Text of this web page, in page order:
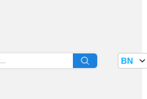
বাতায়ন BN